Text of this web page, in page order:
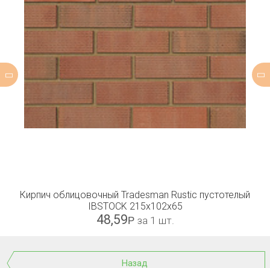
Кирпич облицовочный Tradesman Rustic пустотелый
IBSTOCK 215x102x65
48,59Р за 1 шт.
Назад